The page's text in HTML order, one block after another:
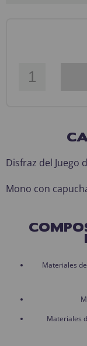
Disfraz del Juego
Mono con
Materiales
Materiales